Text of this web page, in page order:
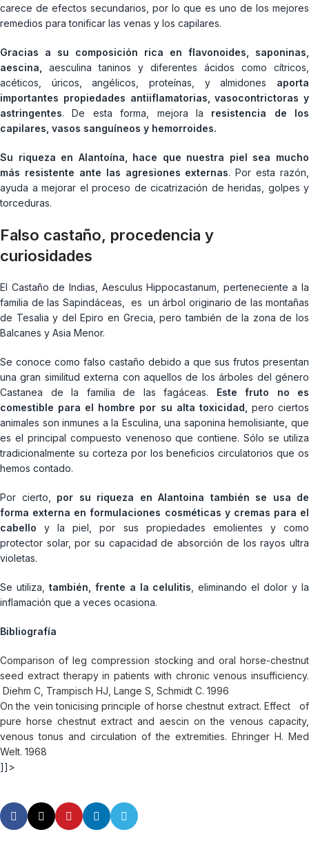
carece de efectos secundarios, por lo que es uno de los mejores
remedios para tonificar las venas y los capilares.
Gracias a su composición rica en flavonoides, saponinas,
aescina,
aesculina taninos y diferentes ácidos como cítricos,
acéticos, úricos, angélicos, proteínas, y almidones aporta
importantes propiedades antiiflamatorias, vasocontrictoras y
astringentes. De esta forma, mejora la resistencia de los
capilares, vasos sanguíneos y hemorroides.
Su riqueza en Alantoína, hace que nuestra piel sea mucho
más resistente ante las agresiones externas. Por esta razón,
ayuda a mejorar el proceso de cicatrización de heridas, golpes y
torceduras.
Falso castaño, procedencia y
curiosidades
El Castaño de Indias, Aesculus Hippocastanum, perteneciente a la
familia de las Sapindáceas, es un árbol originario de las montañas
de Tesalia y del Epiro en Grecia, pero también de la zona de los
Balcanes y Asia Menor.
Se conoce como falso castaño debido a que sus frutos presentan
una gran similitud externa con aquellos de los árboles del género
Castanea de la familia de las fagáceas. Este fruto no es
comestible para el hombre por su alta toxicidad,
pero ciertos
animales son inmunes a la Esculina, una saponina hemolisiante, que
es el principal compuesto venenoso que contiene. Sólo se utiliza
tradicionalmente su corteza por los beneficios circulatorios que os
hemos contado.
Por cierto, por su riqueza en Alantoina también se usa de
forma externa en formulaciones cosméticas y cremas para el
cabello y la piel, por sus propiedades emolientes y como
protector solar, por su capacidad de absorción de los rayos ultra
violetas.
Se utiliza, también, frente a la celulitis , eliminando el dolor y la
inflamación que a veces ocasiona.
Bibliografía
Comparison of leg compression stocking and oral horse-chestnut
seed extract therapy in patients with chronic venous insufficiency.
Diehm C, Trampisch HJ, Lange S, Schmidt C. 1996
On the vein tonicising principle of horse chestnut extract. Effect of
pure horse chestnut extract and aescin on the venous capacity,
venous tonus and circulation of the extremities. Ehringer H. Med
Welt. 1968
]]>